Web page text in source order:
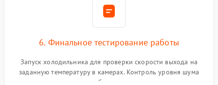
6. Финальное тестирование работы
Запуск холодильника для проверки скорости выхода на
заданную температуру в камерах. Контроль уровня шума
компрессора, отсутствия обмерзания стенок и корректного